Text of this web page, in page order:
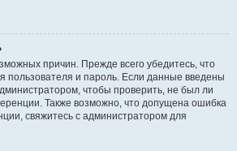
причин. Прежде всего убедитесь, что
пользователя и пароль. Если данные введены
чтобы проверить, не был ли
Также возможно, что допущена ошибка
свяжитесь с администратором для